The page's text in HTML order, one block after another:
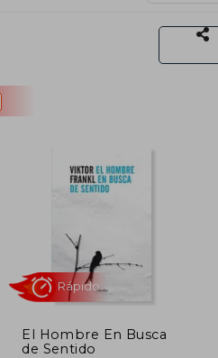
El Hombre En Busca
de Sentido